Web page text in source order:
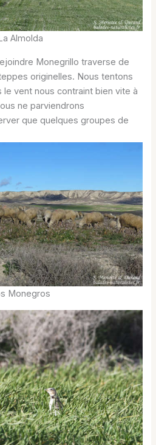
La Almolda
Monegrillo traverse de
originelles. Nous tentons
vent nous contraint bien vite à
ne parviendrons
que quelques groupes de
Monegros